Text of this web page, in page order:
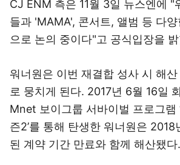
CJ ENM 측은 11월 3일 뉴스엔에 "
들과 'MAMA', 콘서트, 앨범 등 다
으로 논의 중이다"고 공식입장을
워너원은 이번 재결합 성사 시 해
로 뭉치게 된다. 2017년 6월 16일
Mnet 보이그룹 서바이벌 프로그램
즌2’를 통해 탄생한 워너원은 2018
된 계약 기간 만료와 함께 해산됐다.